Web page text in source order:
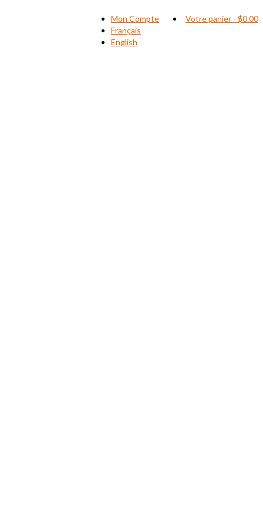
Mon Compte
Français
English
Votre panier - $0.00